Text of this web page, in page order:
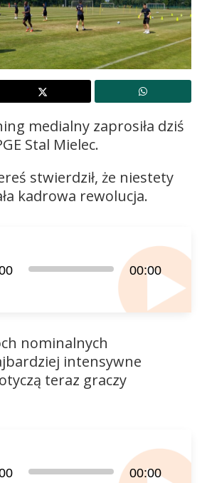
medialny zaprosiła dziś
Stal Mielec.
stwierdził, że niestety
kadrowa rewolucja.
00:00
nominalnych
intensywne
teraz graczy
00:00